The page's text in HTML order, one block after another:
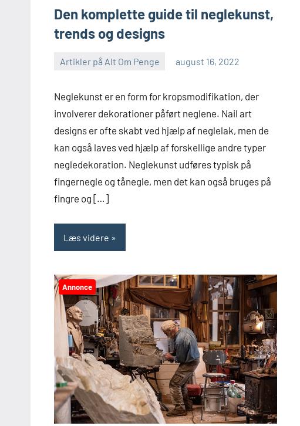
Den komplette guide til neglekunst,
trends og designs
Artikler på Alt Om Penge august 16, 2022
Neglekunst er en form for kropsmodifikation, der
involverer dekorationer påført neglene. Nail art
designs er ofte skabt ved hjælp af neglelak, men de
kan også laves ved hjælp af forskellige andre typer
negledekoration. Neglekunst udføres typisk på
fingernegle og tånegle, men det kan også bruges på
fingre og […]
Læs videre
Annonce